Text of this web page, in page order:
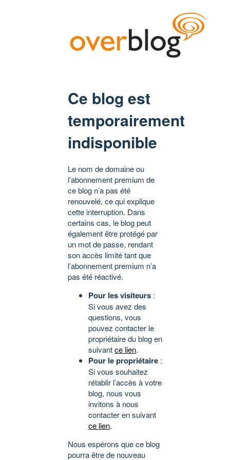
Ce blog est
temporairement
indisponible
Le nom de domaine ou
l’abonnement premium de
ce blog n’a pas été
renouvelé, ce qui explique
cette interruption. Dans
certains cas, le blog peut
également être protégé par
un mot de passe, rendant
son accès limité tant que
l’abonnement premium n’a
pas été réactivé.
Pour les visiteurs :
Si vous avez des
questions, vous
pouvez contacter le
propriétaire du blog en
suivantce lien.
Pour le propriétaire :
Si vous souhaitez
rétablir l’accès à votre
blog, nous vous
invitons à nous
contacter en suivant
ce lien.
Nous espérons que ce blog
pourra être de nouveau